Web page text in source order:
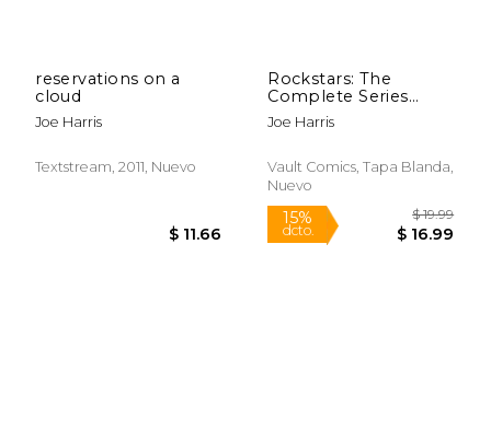
reservations on a
cloud
Joe Harris
Textstream, 2011, Nuevo
Rockstars: The
Complete Series
(Rockstars, 1-10) (en
Inglés)
Joe Harris
Vault Comics, Tapa Blanda,
Nuevo